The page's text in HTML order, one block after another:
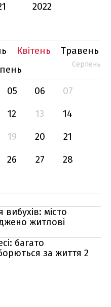
2022
Квітень
Травень
Серпень
05 06
07
12 13
14
19 20
21
26 27
28
вибухів: місто
житлові
багато
за життя 2